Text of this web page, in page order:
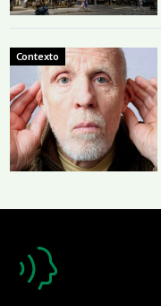
Contexto